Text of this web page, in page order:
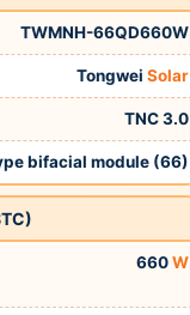
TWMNH-66QD660W
TongweiSolar
TNC 3.0
bifacial module (66)
660W